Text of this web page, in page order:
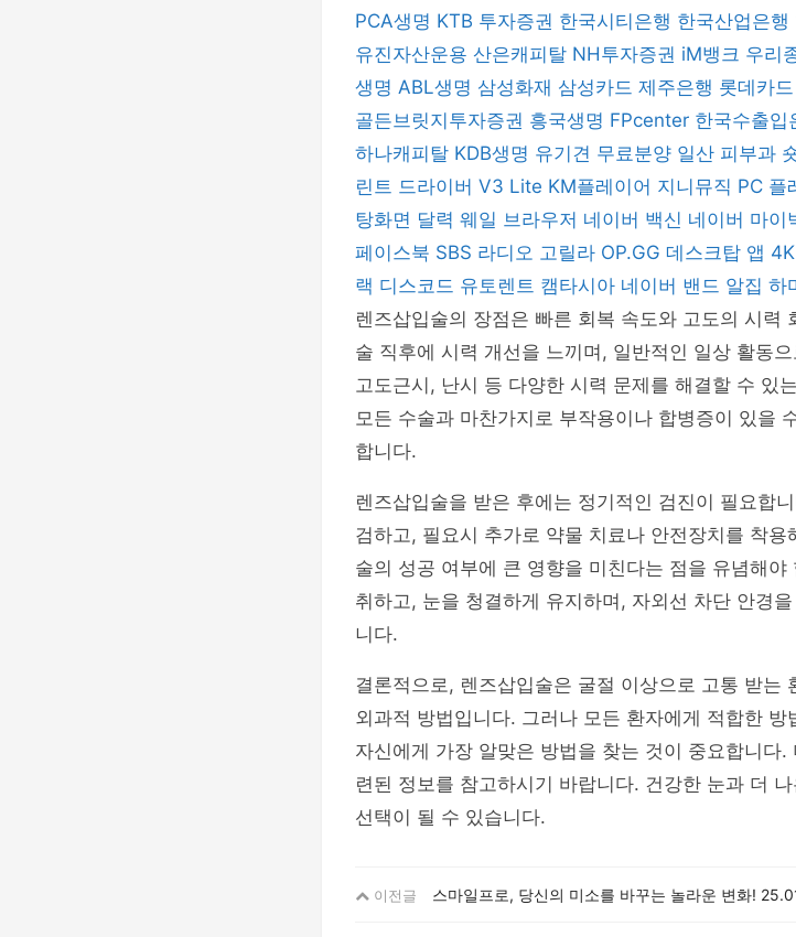
PCA생명 KTB 투자증권 한국시티은행 한국산업은행
유진자산운용 산은캐피탈 NH투자증권 iM뱅크 우리
생명 ABL생명 삼성화재 삼성카드 제주은행 롯데카드
골든브릿지투자증권 흥국생명 FPcenter 한국수출입
하나캐피탈 KDB생명 유기견 무료분양 일산 피부과
린트 드라이버 V3 Lite KM플레이어 지니뮤직 PC 플
탕화면 달력 웨일 브라우저 네이버 백신 네이버 마이
페이스북 SBS 라디오 고릴라 OP.GG 데스크탑 앱
랙 디스코드 유토렌트 캠타시아 네이버 밴드 알집 하
렌즈삽입술의 장점은 빠른 회복 속도와 고도의 시력
술 직후에 시력 개선을 느끼며, 일반적인 일상 활동
고도근시, 난시 등 다양한 시력 문제를 해결할 수 있
모든 수술과 마찬가지로 부작용이나 합병증이 있을
합니다.
렌즈삽입술을 받은 후에는 정기적인 검진이 필요합
검하고, 필요시 추가로 약물 치료나 안전장치를 착
술의 성공 여부에 큰 영향을 미친다는 점을 유념해
취하고, 눈을 청결하게 유지하며, 자외선 차단 안경
니다.
결론적으로, 렌즈삽입술은 굴절 이상으로 고통 받는
외과적 방법입니다. 그러나 모든 환자에게 적합한
자신에게 가장 알맞은 방법을 찾는 것이 중요합니다.
련된 정보를 참고하시기 바랍니다. 건강한 눈과 더
선택이 될 수 있습니다.
이전글 스마일프로, 당신의 미소를 바꾸는 놀라운 변화!